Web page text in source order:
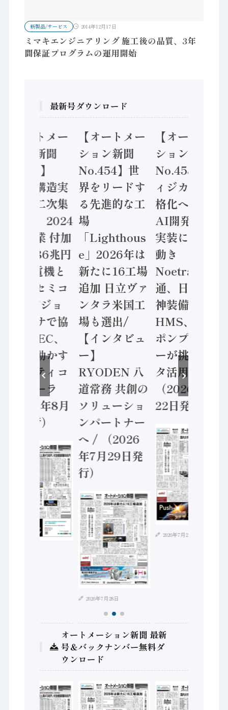
新製品/サービス 2014年12月17日
ミマキエンジニアリング 施工後の品質、3年
間保証プログラムの運用開始
最新号ダウンロード
【オートメー
ション新聞
No.455】
「経済構造実
態調査二次集
計結果」2024
年製造業 付加
価値額86兆円
/ 三菱電機と
ソニーセミコ
ン AIビジョ
ンセンサで協
業 / IDEC、
安全に動かす
セーフティコ
ントローラ
（2026年8月
5日発行）
【オートメー
ション新聞
No.454】世
界をリードす
る先進的な工
場
「Lighthous
e」2026年は
新たに16工場
追加 日立ヴァ
ンタラ米国工
場も選出/
【インタビュ
ー】
RYODEN 八
道常務 共創の
ソリューショ
ンパートナー
へ / （2026
年7月29日発
行）
2026年7月28日
【オートメー
ション新聞
No.453】フ
ィジカルAI本
格化へ 国産
AI開発や社会
実装に活発な
動き
Noetra、富士
通、日立 / 兵
神装備 ×
HMS、老舗
ポンプメーカ
ーが挑むデー
タ活用 など
（2026年7月
22日発行）
2026年7月21日
オートメーション新聞 最新
号＆バックナンバー無料ダ
ウンロード